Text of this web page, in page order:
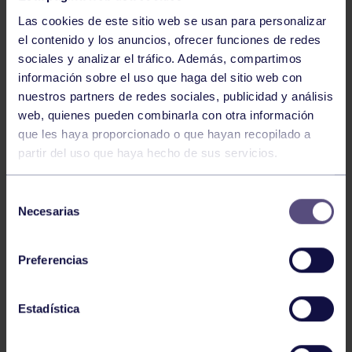
Las cookies de este sitio web se usan para personalizar
el contenido y los anuncios, ofrecer funciones de redes
sociales y analizar el tráfico. Además, compartimos
información sobre el uso que haga del sitio web con
nuestros partners de redes sociales, publicidad y análisis
web, quienes pueden combinarla con otra información
que les haya proporcionado o que hayan recopilado a
partir del uso que haya hecho de sus servicios.
Necesarias
Preferencias
Estadística
Baloncesto
ÚLTIMOS RESULTADOS DE LA SECCIÓN
Baloncesto